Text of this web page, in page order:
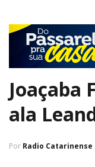
Joaçaba
ala
Por Radio Catarinense